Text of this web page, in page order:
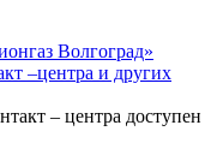
Волгоград»
–центра и других
– центра доступен